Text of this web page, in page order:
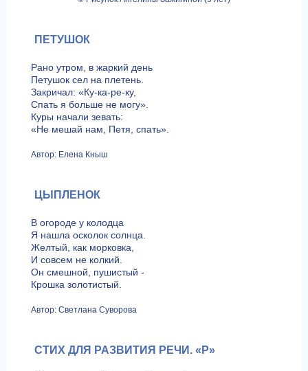
ПЕТУШОК
Рано утром, в жаркий день
Петушок сел на плетень.
Закричал: «Ку-ка-ре-ку,
Спать я больше не могу».
Куры начали зевать:
«Не мешай нам, Петя, спать».
Автор: Елена Кныш
ЦЫПЛЕНОК
В огороде у колодца
Я нашла осколок солнца.
Желтый, как морковка,
И совсем не колкий.
Он смешной, пушистый -
Крошка золотистый.
Автор: Светлана Суворова
СТИХ ДЛЯ РАЗВИТИЯ РЕЧИ. «Р»